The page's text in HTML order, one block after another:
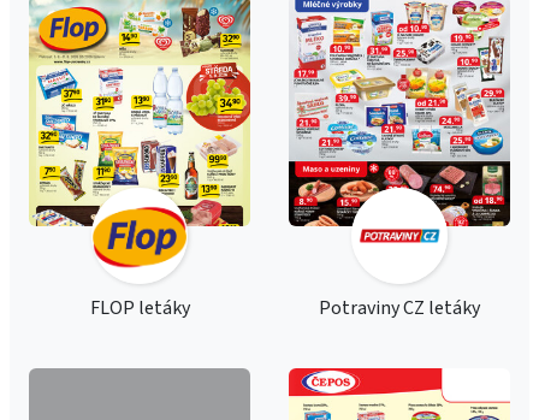
FLOP letáky Potraviny CZ letáky